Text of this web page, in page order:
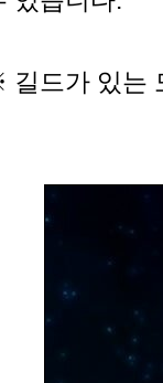
길드가 있는